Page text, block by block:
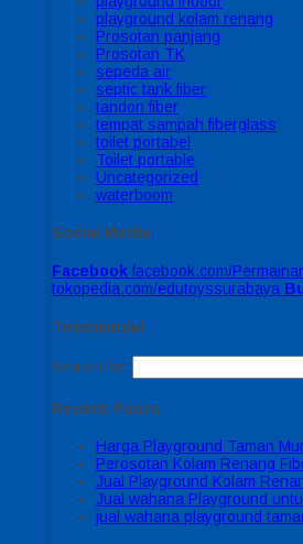
playground kolam renang
Prosotan panjang
Prosotan TK
sepeda air
septic tank fiber
tandon fiber
tempat sampah fiberglass
toilet portabel
Toilet portable
Uncategorized
waterboom
Social Media
Facebook facebook.com/
tokopedia.com/edutoyssurabaya
Testimonial
Search for:
Recent Posts
Harga Playground Taman
Perosotan Kolam Renang
Jual Playground Kolam
Jual wahana Playground
jual wahana playground